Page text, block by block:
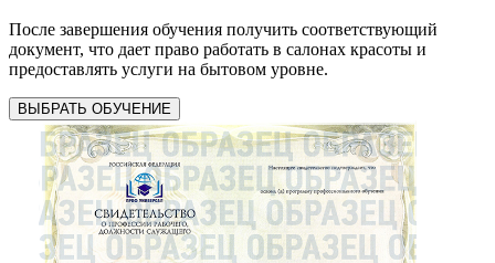
После завершения обучения получить соответствующий
документ, что дает право работать в салонах красоты и
предоставлять услуги на бытовом уровне.
ВЫБРАТЬ ОБУЧЕНИЕ